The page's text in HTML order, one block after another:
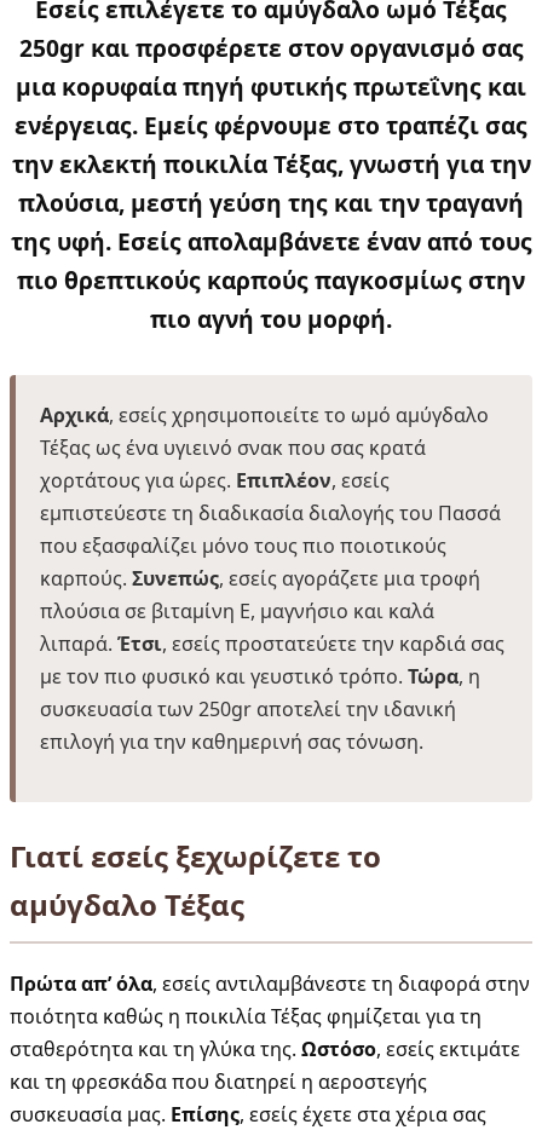
Εσείς επιλέγετε το αμύγδαλο ωμό Τέξας
250grκαι προσφέρετε στον οργανισμό σας
μια κορυφαία πηγή φυτικής πρωτεΐνης και
ενέργειας. Εμείς φέρνουμε στο τραπέζι σας
την εκλεκτή ποικιλία Τέξας, γνωστή για την
πλούσια, μεστή γεύση της και την τραγανή
της υφή. Εσείς απολαμβάνετε έναν από τους
πιο θρεπτικούς καρπούς παγκοσμίως στην
πιο αγνή του μορφή.
Αρχικά, εσείς χρησιμοποιείτε το ωμό αμύγδαλο
Τέξας ως ένα υγιεινό σνακ που σας κρατά
χορτάτους για ώρες. Επιπλέον, εσείς
εμπιστεύεστε τη διαδικασία διαλογής του Πασσά
που εξασφαλίζει μόνο τους πιο ποιοτικούς
καρπούς. Συνεπώς, εσείς αγοράζετε μια τροφή
πλούσια σε βιταμίνη Ε, μαγνήσιο και καλά
λιπαρά. Έτσι, εσείς προστατεύετε την καρδιά σας
με τον πιο φυσικό και γευστικό τρόπο. Τώρα, η
συσκευασία των 250gr αποτελεί την ιδανική
επιλογή για την καθημερινή σας τόνωση.
Γιατί εσείς ξεχωρίζετε το
αμύγδαλο Τέξας
Πρώτα απ’ όλα, εσείς αντιλαμβάνεστε τη διαφορά στην
ποιότητα καθώς η ποικιλία Τέξας φημίζεται για τη
σταθερότητα και τη γλύκα της. Ωστόσο, εσείς εκτιμάτε
και τη φρεσκάδα που διατηρεί η αεροστεγής
συσκευασία μας. Επίσης, εσείς έχετε στα χέρια σας